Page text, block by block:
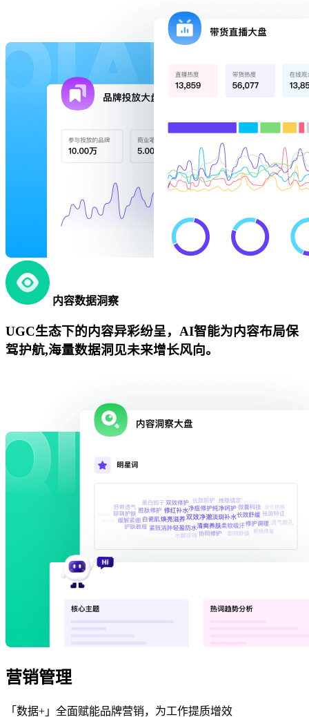
内容数据洞察
UGC生态下的内容异彩纷呈，AI智能为内容布局保
驾护航,海量数据洞见未来增长风向。
营销管理
「数据+」全面赋能品牌营销，为工作提质增效